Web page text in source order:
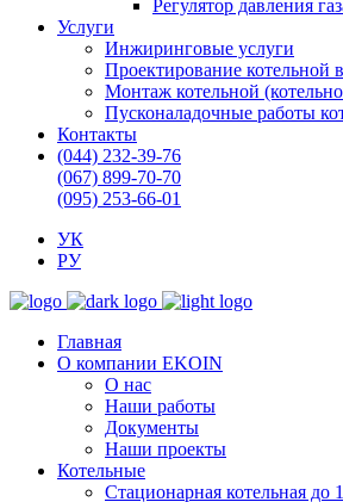
Регулятор давления
Услуги
Инжиринговые услуги
Проектирование котельной
Монтаж котельной
Пусконаладочные работы
Контакты
(044) 232-39-76
(067) 899-70-70
(095) 253-66-01
УК
РУ
Главная
О компании EKOIN
О нас
Наши работы
Документы
Наши проекты
Котельные
Стационарная котельная до